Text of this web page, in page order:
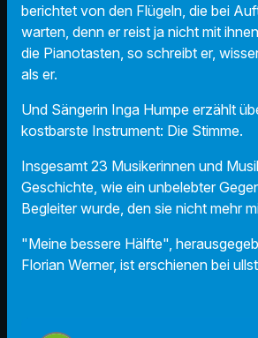
berichtet von den Flügeln, die bei
warten, denn er reist ja nicht mit
die Pianotasten, so schreibt er,
als er.
Und Sängerin Inga Humpe erzählt
kostbarste Instrument: Die Stimme.
Insgesamt 23 Musikerinnen und
Geschichte, wie ein unbelebter
Begleiter wurde, den sie nicht mehr
"Meine bessere Hälfte",
Florian Werner, ist erschienen bei